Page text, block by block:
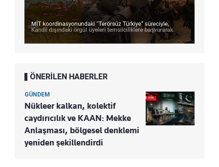
ÖNERİLEN HABERLER
GÜNDEM
Nükleer kalkan, kolektif
caydırıcılık ve KAAN: Mekke
Anlaşması, bölgesel denklemi
yeniden şekillendirdi